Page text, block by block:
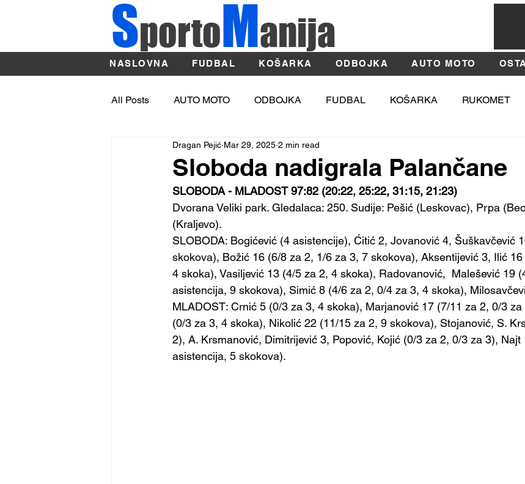
SportoManija
NASLOVNA FUDBAL KOŠARKA ODBOJKA AUTO MOTO
All Posts AUTO MOTO ODBOJKA FUDBAL KOŠARKA RUKOMET
OSTALI SPORTOVI ATLETIKA MOSI
BASKET
Sloboda nadigrala Palančane
Dragan Pejić Mar 29, 2025 2 min read
SLOBODA - MLADOST 97:82 (20:22, 25:22, 31:15, 21:23)
Dvorana Veliki park. Gledalaca: 250. Sudije: Pešić (Leskovac), Prpa
(Kraljevo).
SLOBODA: Bogićević (4 asistencije), Ćitić 2, Jovanović 4, Šuškavčević
skokova), Božić 16 (6/8 za 2, 1/6 za 3, 7 skokova), Aksentijević 3, Ilić
4 skoka), Vasiljević 13 (4/5 za 2, 4 skoka), Radovanović,  Malešević 19
asistencija, 9 skokova), Simić 8 (4/6 za 2, 0/4 za 3, 4 skoka),
MLADOST: Crnić 5 (0/3 za 3, 4 skoka), Marjanović 17 (7/11 za 2, 0/3
(0/3 za 3, 4 skoka), Nikolić 22 (11/15 za 2, 9 skokova), Stojanović, S.
2), A. Krsmanović, Dimitrijević 3, Popović, Kojić (0/3 za 2, 0/3 za 3), Najt
asistencija, 5 skokova).